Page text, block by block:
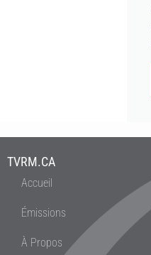
TVRM.CA
Accueil
Émissions
À Propos